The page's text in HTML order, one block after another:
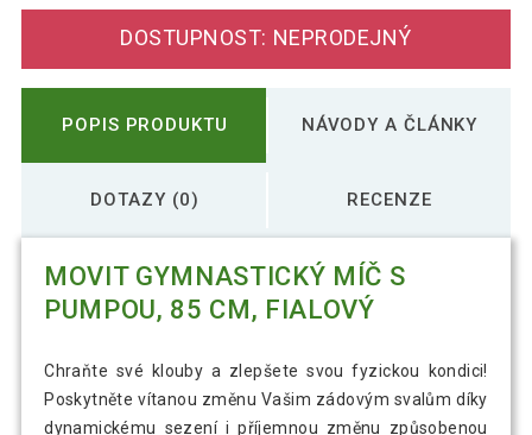
DOSTUPNOST: NEPRODEJNÝ
POPIS PRODUKTU NÁVODY A ČLÁNKY
DOTAZY (0) RECENZE
MOVIT GYMNASTICKÝ MÍČ S
PUMPOU, 85 CM, FIALOVÝ
Chraňte své klouby a zlepšete svou fyzickou kondici!
Poskytněte vítanou změnu Vašim zádovým svalům díky
dynamickému sezení i příjemnou změnu způsobenou